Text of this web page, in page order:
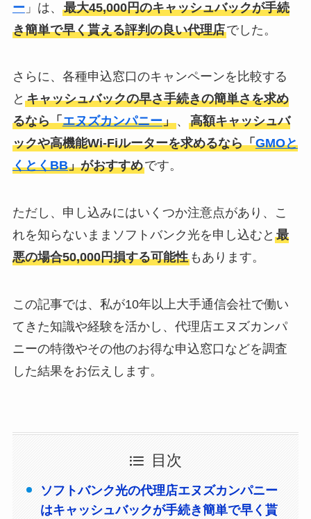
ー」は、 最大45,000円のキャッシュバックが手続
き簡単で早く貰える評判の良い代理店でした。
さらに、各種申込窓口のキャンペーンを比較する
と キャッシュバックの早さ手続きの簡単さを求め
るなら「エヌズカンパニー」、 高額キャッシュバ
ックや高機能Wi-Fiルーターを求めるなら「GMOと
くとくBB」がおすすめです。
ただし、申し込みにはいくつか注意点があり、こ
れを知らないままソフトバンク光を申し込むと 最
悪の場合50,000円損する可能性もあります。
この記事では、私が10年以上大手通信会社で働い
てきた知識や経験を活かし、代理店エヌズカンパ
ニーの特徴やその他のお得な申込窓口などを調査
した結果をお伝えします。
目次
ソフトバンク光の代理店エヌズカンパニー
はキャッシュバックが手続き簡単で早く貰